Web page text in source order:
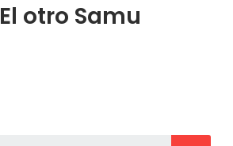
El otro Samu